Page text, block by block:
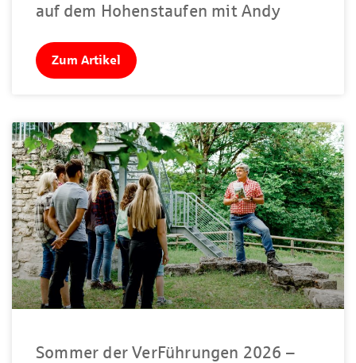
auf dem Hohenstaufen mit Andy
Zum Artikel
Sommer der VerFührungen 2026 –